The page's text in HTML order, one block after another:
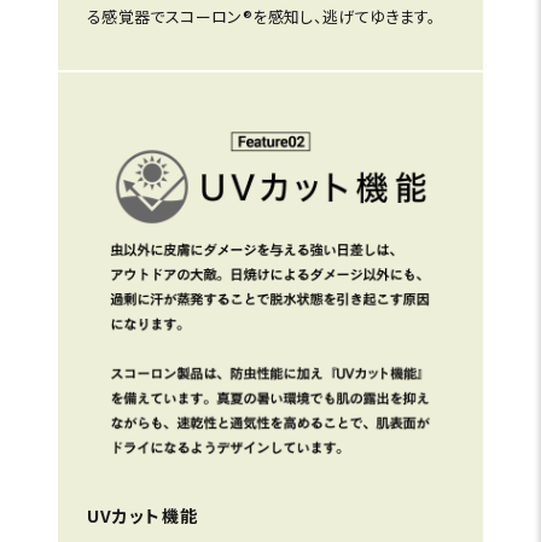
る感覚器でスコーロン®を感知し、逃げてゆきます。
UVカット機能